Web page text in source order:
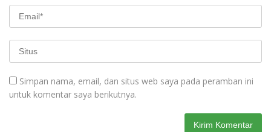
Simpan nama, email, dan situs web saya pada peramban ini
untuk komentar saya berikutnya.